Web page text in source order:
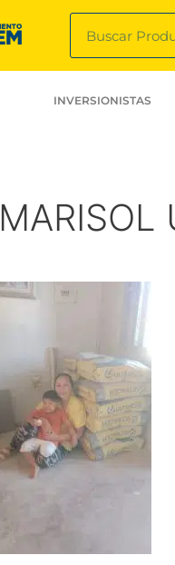
INVERSIONISTAS
MARISOL